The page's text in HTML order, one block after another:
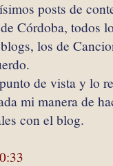
posts de
Córdoba, todos
los de
de vista y lo
mi manera de
con el blog.